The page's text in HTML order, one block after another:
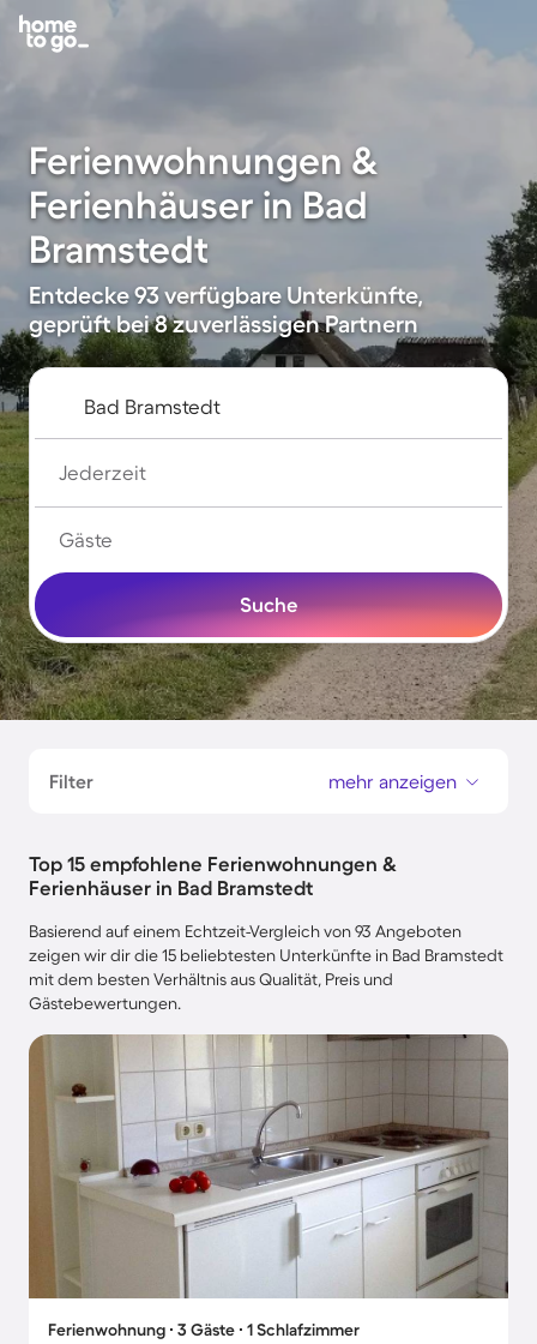
Ferienwohnungen &
Ferienhäuser in Bad
Bramstedt
Entdecke 93 verfügbare Unterkünfte,
geprüft bei 8 zuverlässigen Partnern
Jederzeit
Gäste
Suche
Filter mehr anzeigen
Top 15 empfohlene Ferienwohnungen &
Ferienhäuser in Bad Bramstedt
Basierend auf einem Echtzeit-Vergleich von 93 Angeboten
zeigen wir dir die 15 beliebtesten Unterkünfte in Bad Bramstedt
mit dem besten Verhältnis aus Qualität, Preis und
Gästebewertungen.
Ferienwohnung ∙ 3 Gäste ∙ 1 Schlafzimmer